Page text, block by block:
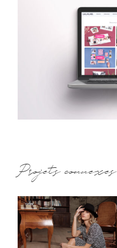
Projets connexes
Freeman T Porter